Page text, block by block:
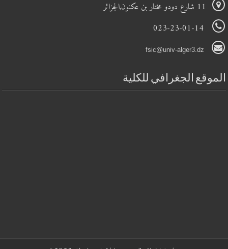
الموقع الجغرافي للكلية